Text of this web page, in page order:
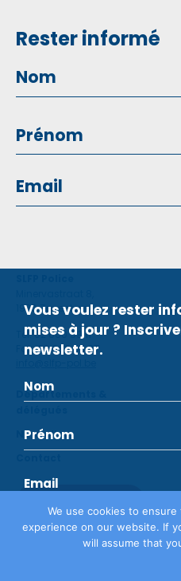
We use cookies to
experience on our website. If
will assume that
Rester informé
1930 Zaventem
Tel: 02 660 59 11
Fax: 02 660 50 97
Départements &
Nouvelles
Vous voulez rester
mises à jour ?
newsletter.